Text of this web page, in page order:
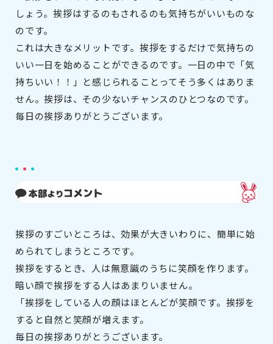
しょう。挨拶はするのもされるのも気持ちがいいものな
のです。
これは大きなメリットです。挨拶をするだけで気持ちの
いい一日を始めることができるのです。一日の中で「気
持ちいい！！」と感じられることってそう多くはありま
せん。挨拶は、その少ないチャンスのひとつなのです。
毎日の挨拶ありがとうございます。
挨拶のすごいところは、効果が大きいわりに、簡単に始
められてしまうところです。
挨拶をするとき、人は無意識のうちに笑顔を作ります。
暗い顔で挨拶をする人はあまりいません。
「挨拶をしている人の顔はほとんどが笑顔です。挨拶を
すると自然と笑顔が増えます。
毎日の挨拶ありがとうございます。